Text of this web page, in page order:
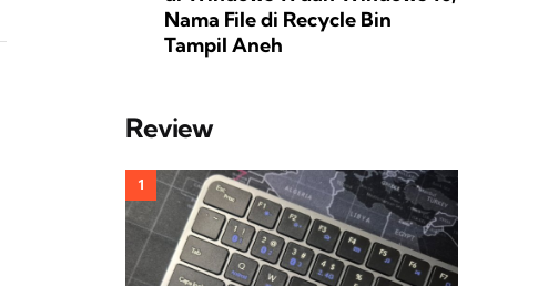
Nama File di Recycle Bin
Tampil Aneh
Review